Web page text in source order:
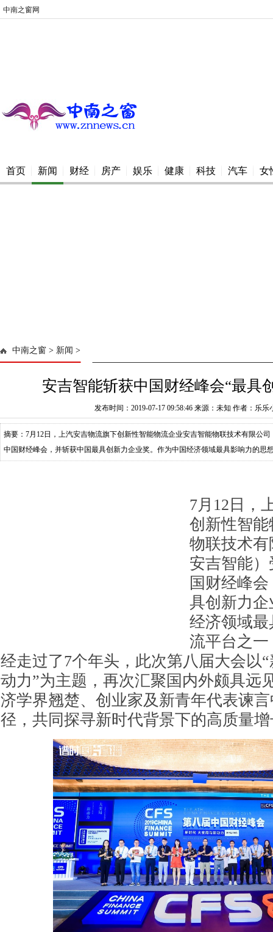
中南之窗网
首页 新闻 财经 房产 娱乐 健康 科技 汽车 女
中南之窗 > 新闻 >
安吉智能斩获中国财经峰会“最具
发布时间：2019-07-17 09:58:46 来源：未知 作者：乐乐
摘要：7月12日，上汽安吉物流旗下创新性智能物流企业安吉智能物联技术有限公
中国财经峰会，并斩获中国最具创新力企业奖。作为中国经济领域最具影响力的思
7月12日，
创新性智
物联技术
安吉智能）
国财经峰
具创新力
经济领域
流平台之
经走过了7个年头，此次第八届大会以
动力”为主题，再次汇聚国内外颇具远
济学界翘楚、创业家及新青年代表谏
径，共同探寻新时代背景下的高质量